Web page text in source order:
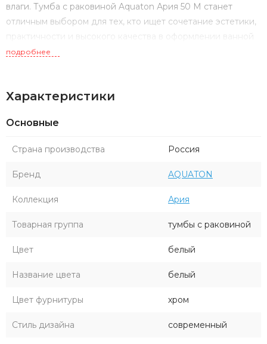
влаги. Тумба с раковиной Aquaton Ария 50 М станет
отличным выбором для тех, кто ищет сочетание эстетики,
практичности и высокого качества в оформлении ванной
комнаты.
подробнее
Характеристики
Основные
Страна производства Россия
Бренд AQUATON
Коллекция Ария
Товарная группа тумбы с раковиной
Цвет белый
Название цвета белый
Цвет фурнитуры хром
Стиль дизайна современный